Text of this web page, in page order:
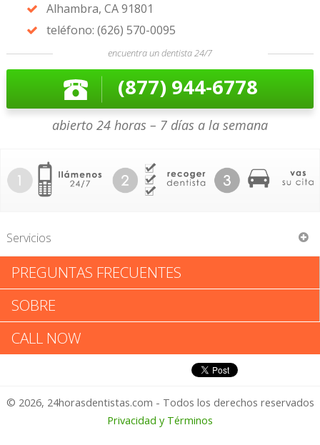
Alhambra, CA 91801
teléfono: (626) 570-0095
encuentra un dentista 24/7
(877) 944-6778
abierto 24 horas – 7 días a la semana
Servicios
Healthcare Partners Medical
Healthcare Partners Medical:
Califica tu Experiencia
1 – No Feliz
PREGUNTAS FRECUENTES
SOBRE
CALL NOW
© 2026, 24horasdentistas.com - Todos los derechos reservados
Privacidad y Términos